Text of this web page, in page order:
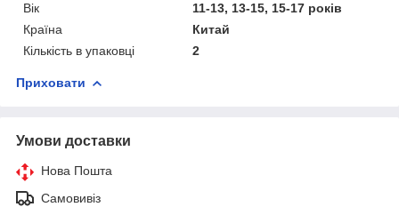
Вік
11-13, 13-15, 15-17 років
Країна
Китай
Кількість в упаковці
2
Приховати
Умови доставки
Нова Пошта
Самовивіз